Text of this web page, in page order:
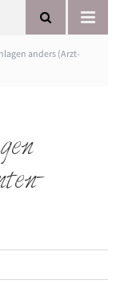
anders (Arzt-